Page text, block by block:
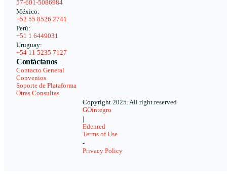
57-601-5086984
México:
+52 55 8526 2741
Perú:
+51 1 6449031
Uruguay:
+54 11 5235 7127
Contáctanos
Contacto General
Convenios
Soporte de Plataforma
Otras Consultas
Copyright 2025. All right reserved
GOintegro
|
Edenred
Terms of Use
-
Privacy Policy